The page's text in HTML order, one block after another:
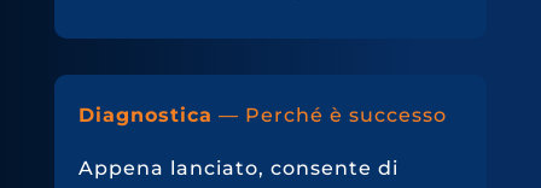
Diagnostica — Perché è successo
Appena lanciato, consente di